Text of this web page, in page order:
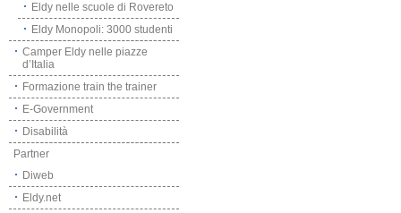
Eldy nelle scuole di Rovereto
Eldy Monopoli: 3000 studenti
Camper Eldy nelle piazze
d’Italia
Formazione train the trainer
E-Government
Disabilità
Partner
Diweb
Eldy.net